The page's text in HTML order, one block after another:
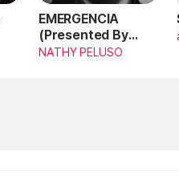
EMERGENCIA
(Presented By
PlayStation,
NATHY PELUSO